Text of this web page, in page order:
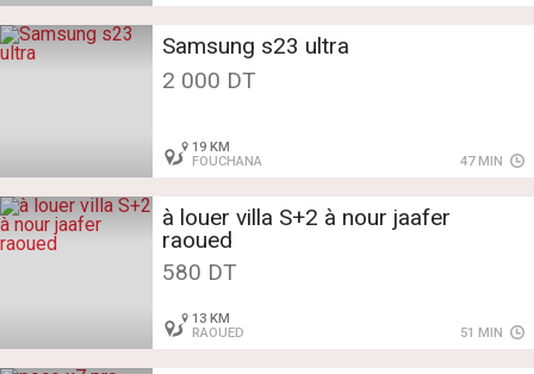
Samsung s23 ultra
2 000 DT
19 KM
FOUCHANA
47 MIN
à louer villa S+2 à nour jaafer
raoued
580 DT
13 KM
RAOUED
51 MIN